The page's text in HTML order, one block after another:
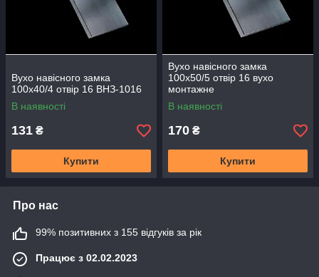
Вухо навісного замка
100х40/4 отвір 16 ВНЗ-1016
В наявності
131 ₴
Купити
Вухо навісного замка
100х50/5 отвір 16 вухо
монтажне
В наявності
170 ₴
Купити
Про нас
99% позитивних з 155 відгуків за рік
Працює з 02.02.2023